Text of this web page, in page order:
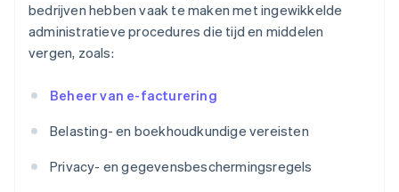
bedrijven hebben vaak te maken met ingewikkelde
administratieve procedures die tijd en middelen
vergen, zoals:
Beheer van e-facturering
Belasting- en boekhoudkundige vereisten
Privacy- en gegevensbeschermingsregels